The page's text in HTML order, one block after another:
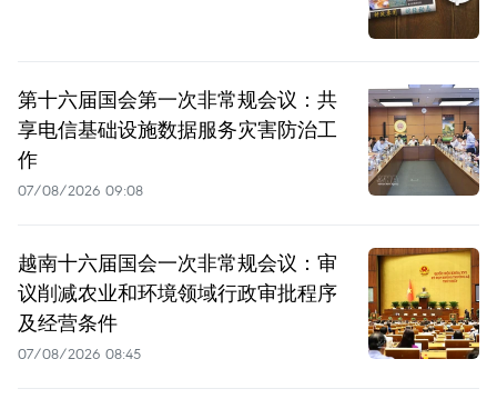
第十六届国会第一次非常规会议：共
享电信基础设施数据服务灾害防治工
作
07/08/2026 09:08
越南十六届国会一次非常规会议：审
议削减农业和环境领域行政审批程序
及经营条件
07/08/2026 08:45